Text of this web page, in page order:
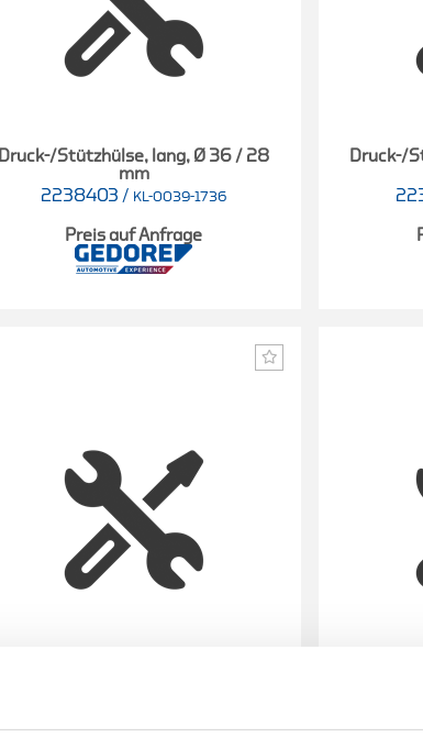
Druck-/Stützhülse, lang, Ø 36 / 28
mm
2238403 / KL-0039-1736
Preis auf Anfrage
Druck-/